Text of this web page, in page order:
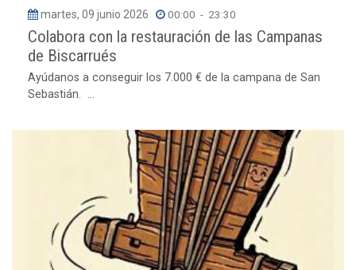
martes, 09 junio 2026 00:00 - 23:30
Colabora con la restauración de las Campanas
de Biscarrués
Ayúdanos a conseguir los 7.000 € de la campana de San
Sebastián. ...